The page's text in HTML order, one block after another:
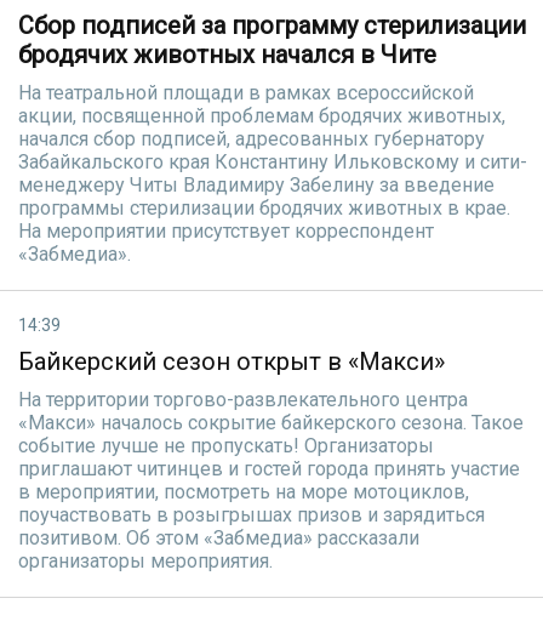
Сбор подписей за программу стерилизации
бродячих животных начался в Чите
На театральной площади в рамках всероссийской
акции, посвященной проблемам бродячих животных,
начался сбор подписей, адресованных губернатору
Забайкальского края Константину Ильковскому и сити-
менеджеру Читы Владимиру Забелину за введение
программы стерилизации бродячих животных в крае.
На мероприятии присутствует корреспондент
«Забмедиа».
14:39
Байкерский сезон открыт в «Макси»
На территории торгово-развлекательного центра
«Макси» началось сокрытие байкерского сезона. Такое
событие лучше не пропускать! Организаторы
приглашают читинцев и гостей города принять участие
в мероприятии, посмотреть на море мотоциклов,
поучаствовать в розыгрышах призов и зарядиться
позитивом. Об этом «Забмедиа» рассказали
организаторы мероприятия.